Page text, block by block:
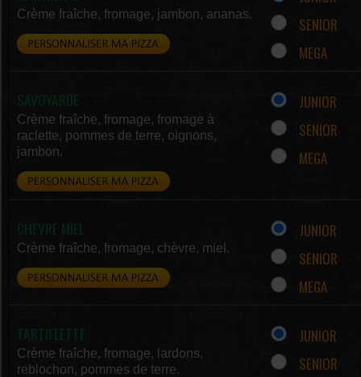
Crème fraîche, fromage, jambon, ananas.
SENIOR
MEGA
SAVOYARDE
Crème fraîche, fromage, fromage à
raclette, pommes de terre, oignons,
jambon.
JUNIOR
SENIOR
MEGA
CHEVRE MIEL
Crème fraîche, fromage, chèvre, miel.
JUNIOR
SENIOR
MEGA
TARTIFLETTE
Crème fraîche, fromage, lardons,
reblochon, pommes de terre.
JUNIOR
SENIOR